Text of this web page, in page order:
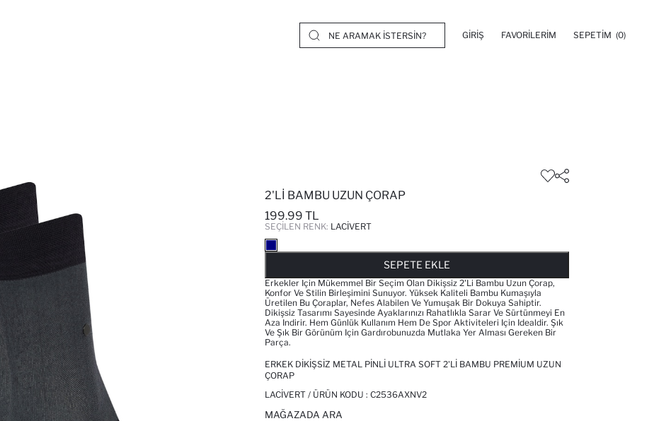
GIRIŞ FAVORILERIM SEPETIM (0)
2'LI BAMBU UZUN ÇORAP
199.99 TL
SEÇILEN RENK: LACIVERT
SEPETE EKLE
Erkekler Için Mükemmel Bir Seçim Olan Dikişsiz 2'li Bambu Uzun Çorap,
Konfor Ve Stilin Birleşimini Sunuyor. Yüksek Kaliteli Bambu Kumaşıyla
Üretilen Bu Çoraplar, Nefes Alabilen Ve Yumuşak Bir Dokuya Sahiptir.
Dikişsiz Tasarımı Sayesinde Ayaklarınızı Rahatlıkla Sarar Ve Sürtünmeyi En
Aza Indirir. Hem Günlük Kullanım Hem De Spor Aktiviteleri Için Idealdir. Şık
Ve Şık Bir Görünüm Için Gardırobunuzda Mutlaka Yer Alması Gereken Bir
Parça.
ERKEK DIKIŞSIZ METAL PINLI ULTRA SOFT 2'LI BAMBU PREMIUM UZUN
ÇORAP
LACIVERT / ÜRÜN KODU : C2536AXNV2
MAĞAZADA ARA